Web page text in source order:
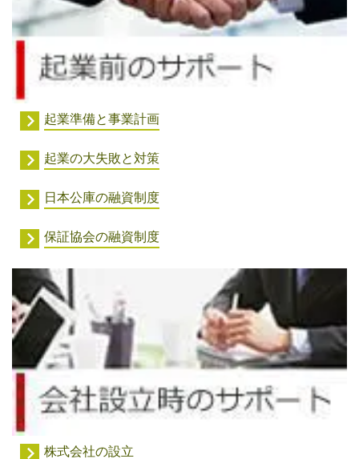
起業準備と事業計画
起業の大失敗と対策
日本公庫の融資制度
保証協会の融資制度
株式会社の設立